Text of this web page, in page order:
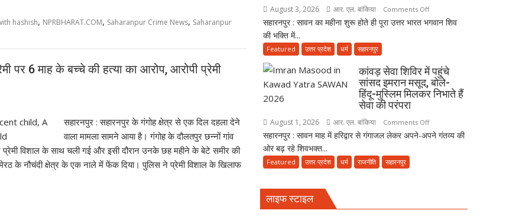
hashish, NPRBHARAT.COM, Saharanpur Crime News, Saharanpur
पर 6 माह के बच्चे की हत्या का आरोप, आरोपी प्रेमी
सहारनपुर : सहारनपुर के गंगोह क्षेत्र से एक दिल दहला देने
वाला मामला सामने आया है। गंगोह के दौलतपुर छन्नों गांव
प्रेमी विशाल के साथ चली गई और इसी दौरान उनके छह महीने के बेटे समीर की
के नौचंदी क्षेत्र के एक नाले में फेंक दिया। पुलिस ने प्रेमी विशाल के खिलाफ
ही
भोलेनाथ
कंधों
300
किलोमीटर
की
पर
August 3, 2026 आर. एल. बांकिया Comments Offon
सावन
का
500
साल
महादेव
सहारनपुर : सावन का महीना शुरू होते ही पूरा उत्तर भारत भगवान शिव
की भक्ति में...
Featured उत्तर प्रदेश धर्म सहारनपुर
कांवड़ सेवा शिविर में पहुंचे
सांसद इमरान मसूद, बोले-
हिंदू-मुस्लिम मिलकर निभाते हैं
सेवा की परंपरा
August 1, 2026 आर. एल. बांकिया Comments Offon
कांवड़
इमरान
सहारनपुर : सावन माह में हरिद्वार से गंगाजल लेकर अपने-अपने गंतव्य की
ओर बढ़ रहे शिवभक्त...
Featured उत्तर प्रदेश धर्म राजनीति सहारनपुर
लाइफ स्टाइल